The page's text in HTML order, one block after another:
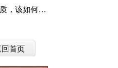
如何调理？
首页